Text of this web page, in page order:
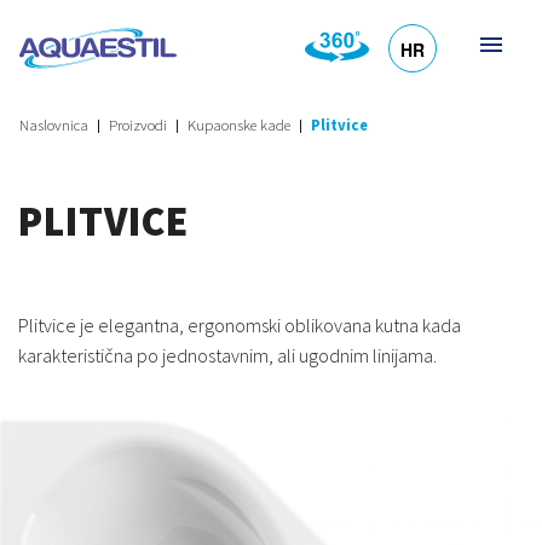
HR
Naslovnica Proizvodi Kupaonske kade Plitvice
PLITVICE
Plitvice je elegantna, ergonomski oblikovana kutna kada
karakteristična po jednostavnim, ali ugodnim linijama.